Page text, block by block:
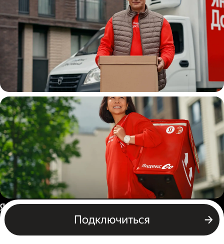
Водитель
грузовой машины
Пеший курьер
Подключиться
Россия
Бизнесу